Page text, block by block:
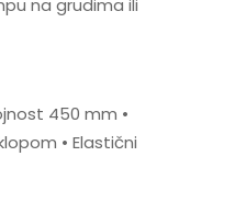
450 mm •
• Elastični